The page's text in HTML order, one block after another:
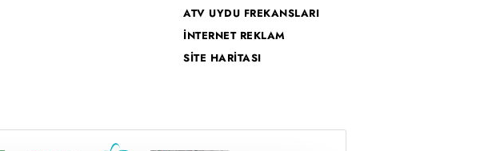
ATV UYDU FREKANSLARI
İNTERNET REKLAM
SİTE HARİTASI